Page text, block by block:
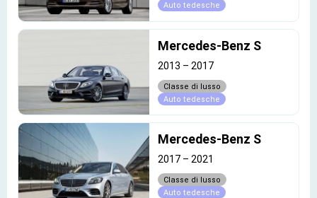
Auto tedesche
Mercedes-Benz S
2013 – 2017
Classe di lusso
Auto tedesche
Mercedes-Benz S
2017 – 2021
Classe di lusso
Auto tedesche